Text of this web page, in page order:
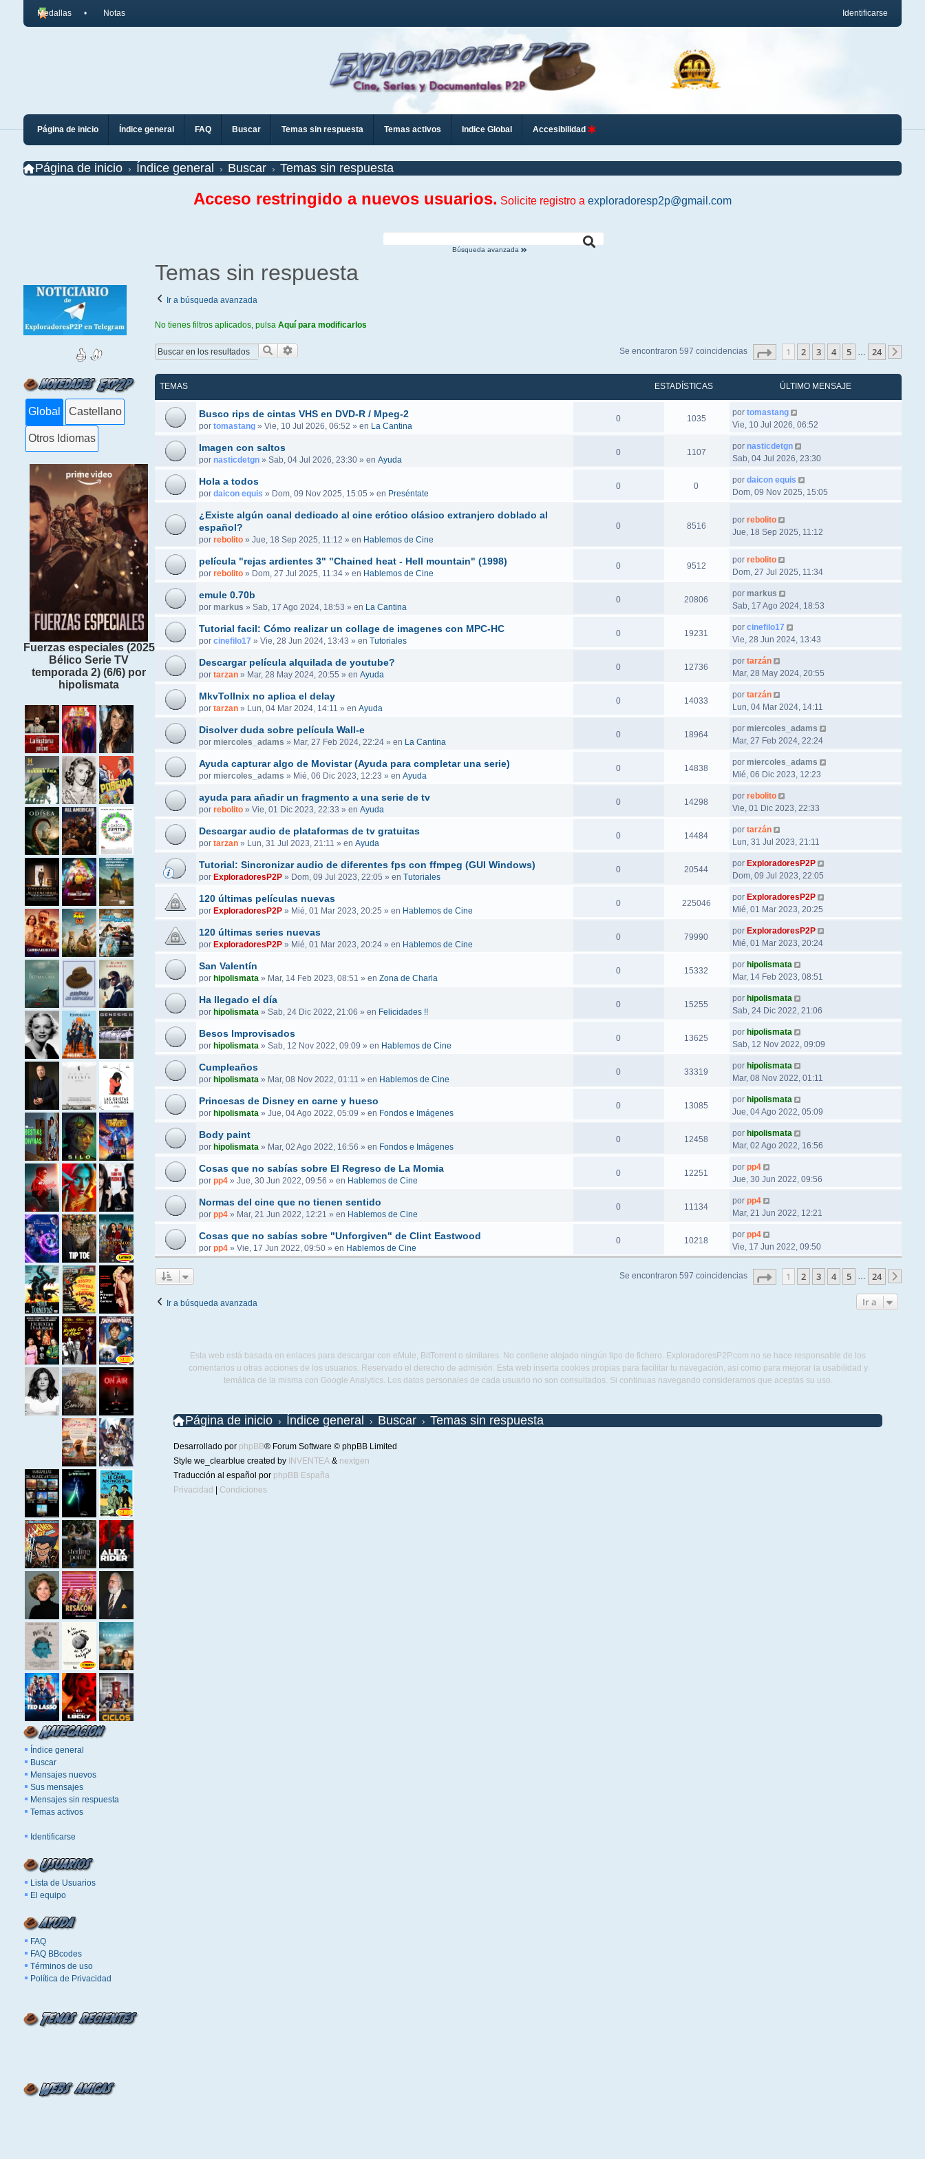
Identificarse
Medallas Notas
Página de inicio Índice general FAQ Buscar Temas sin respuesta Temas activos Indice Global Accesibilidad
Página de inicio Índice general Buscar Temas sin respuesta
Acceso restringido a nuevos usuarios. Solicite registro a exploradoresp2p@gmail.com
Búsqueda avanzada
Global Castellano
Otros Idiomas
Fuerzas especiales (2025
Bélico Serie TV
temporada 2) (6/6) por
hipolismata
Índice general
Buscar
Mensajes nuevos
Sus mensajes
Mensajes sin respuesta
Temas activos
Identificarse
Lista de Usuarios
El equipo
FAQ
FAQ BBcodes
Términos de uso
Política de Privacidad
Temas sin respuesta
Ir a búsqueda avanzada
No tienes filtros aplicados, pulsa Aquí para modificarlos
Buscar Se encontraron 597 coincidencias Página1 de 24
1 2 3 4 5 … 24
TEMAS ESTADÍSTICAS ÚLTIMO MENSAJE
Busco rips de cintas VHS en DVD-R / Mpeg-2
por tomastang» Vie, 10 Jul 2026, 06:52 » en La Cantina
0 1035
por tomastang
Vie, 10 Jul 2026, 06:52
Imagen con saltos
por nasticdetgn» Sab, 04 Jul 2026, 23:30» en Ayuda
0 1107
por nasticdetgn
Sab, 04 Jul 2026, 23:30
Hola a todos
por daicon equis » Dom, 09 Nov 2025, 15:05 » en Preséntate
0 0
por daicon equis
Dom, 09 Nov 2025, 15:05
¿Existe algún canal dedicado al cine erótico clásico extranjero doblado al
español?
por rebolito» Jue, 18 Sep 2025, 11:12 » en Hablemos de Cine
0 8516
por rebolito
Jue, 18 Sep 2025, 11:12
película "rejas ardientes 3" "Chained heat - Hell mountain" (1998)
por rebolito» Dom, 27 Jul 2025, 11:34» en Hablemos de Cine
0 9512
por rebolito
Dom, 27 Jul 2025, 11:34
emule 0.70b
por markus » Sab, 17 Ago 2024, 18:53 » en La Cantina
0 20806
por markus
Sab, 17 Ago 2024, 18:53
Tutorial facil: Cómo realizar un collage de imagenes con MPC-HC
por cinefilo17 » Vie, 28 Jun 2024, 13:43 » en Tutoriales
0 19231
por cinefilo17
Vie, 28 Jun 2024, 13:43
Descargar película alquilada de youtube?
por tarzan» Mar, 28 May 2024, 20:55 » en Ayuda
0 12736
por tarzán
Mar, 28 May 2024, 20:55
MkvTollnix no aplica el delay
por tarzan» Lun, 04 Mar 2024, 14:11 » en Ayuda
0 14033
por tarzán
Lun, 04 Mar 2024, 14:11
Disolver duda sobre película Wall-e
por miercoles_adams » Mar, 27 Feb 2024, 22:24» en La Cantina
0 18964
por miercoles_adams
Mar, 27 Feb 2024, 22:24
Ayuda capturar algo de Movistar (Ayuda para completar una serie)
por miercoles_adams » Mié, 06 Dic 2023, 12:23 » en Ayuda
0 14838
por miercoles_adams
Mié, 06 Dic 2023, 12:23
ayuda para añadir un fragmento a una serie de tv
por rebolito» Vie, 01 Dic 2023, 22:33 » en Ayuda
0 14298
por rebolito
Vie, 01 Dic 2023, 22:33
Descargar audio de plataformas de tv gratuitas
por tarzan» Lun, 31 Jul 2023, 21:11 » en Ayuda
0 14484
por tarzán
Lun, 31 Jul 2023, 21:11
Tutorial: Sincronizar audio de diferentes fps con ffmpeg (GUI Windows)
por ExploradoresP2P» Dom, 09 Jul 2023, 22:05 » en Tutoriales
0 20544
por ExploradoresP2P
Dom, 09 Jul 2023, 22:05
120 últimas películas nuevas
por ExploradoresP2P» Mié, 01 Mar 2023, 20:25 » en Hablemos de Cine
0 225046
por ExploradoresP2P
Mié, 01 Mar 2023, 20:25
120 últimas series nuevas
por ExploradoresP2P» Mié, 01 Mar 2023, 20:24» en Hablemos de Cine
0 79990
por ExploradoresP2P
Mié, 01 Mar 2023, 20:24
San Valentín
por hipolismata» Mar, 14 Feb 2023, 08:51 » en Zona de Charla
0 15332
por hipolismata
Mar, 14 Feb 2023, 08:51
Ha llegado el día
por hipolismata» Sab, 24 Dic 2022, 21:06 » en Felicidades !!
0 15255
por hipolismata
Sab, 24 Dic 2022, 21:06
Besos Improvisados
por hipolismata» Sab, 12 Nov 2022, 09:09 » en Hablemos de Cine
0 13625
por hipolismata
Sab, 12 Nov 2022, 09:09
Cumpleaños
por hipolismata» Mar, 08 Nov 2022, 01:11 » en Hablemos de Cine
0 33319
por hipolismata
Mar, 08 Nov 2022, 01:11
Princesas de Disney en carne y hueso
por hipolismata» Jue, 04 Ago 2022, 05:09 » en Fondos e Imágenes
0 13085
por hipolismata
Jue, 04 Ago 2022, 05:09
Body paint
por hipolismata» Mar, 02 Ago 2022, 16:56 » en Fondos e Imágenes
0 12458
por hipolismata
Mar, 02 Ago 2022, 16:56
Cosas que no sabías sobre El Regreso de La Momia
por pp4» Jue, 30 Jun 2022, 09:56 » en Hablemos de Cine
0 12251
por pp4
Jue, 30 Jun 2022, 09:56
Normas del cine que no tienen sentido
por pp4» Mar, 21 Jun 2022, 12:21 » en Hablemos de Cine
0 11134
por pp4
Mar, 21 Jun 2022, 12:21
Cosas que no sabías sobre "Unforgiven" de Clint Eastwood
por pp4» Vie, 17 Jun 2022, 09:50» en Hablemos de Cine
0 10218
por pp4
Vie, 17 Jun 2022, 09:50
Se encontraron 597 coincidencias Página1 de 24
1 2 3 4 5 … 24
Ir a búsqueda avanzada Ir a
Esta web está basada en enlaces para descargar con eMule, BitTorrent o similares. No contiene alojado ningún tipo de fichero. ExploradoresP2P.com no se hace responsable de los
comentarios u otras acciones de los usuarios. Reservado el derecho de admisión. Esta web inserta cookies propias para facilitar tu navegación, así como para mejorar la usabilidad y
temática de la misma con Google Analytics. Los datos personales de cada usuario no son consultados. Si continuas navegando consideramos que aceptas su uso.
Página de inicio Índice general Buscar Temas sin respuesta
Desarrollado por phpBB® Forum Software © phpBB Limited
Style we_clearblue created by INVENTEA& nextgen
Traducción al español por phpBB España
Privacidad
Condiciones